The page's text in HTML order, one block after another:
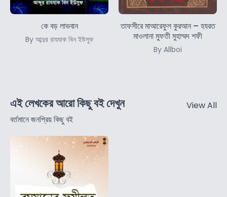
কে বড় লাভবান
By আব্দুর রাযযাক বিন ইউসুফ
তাফসীরে মাআরেফুল কুরআন – হযরত
মাওলানা মুফতী মুহাম্মদ শফী
By Allboi
এই লেখকের আরো কিছু বই দেখুন
বর্তমানে জনপ্রিয় কিছু বই
View All